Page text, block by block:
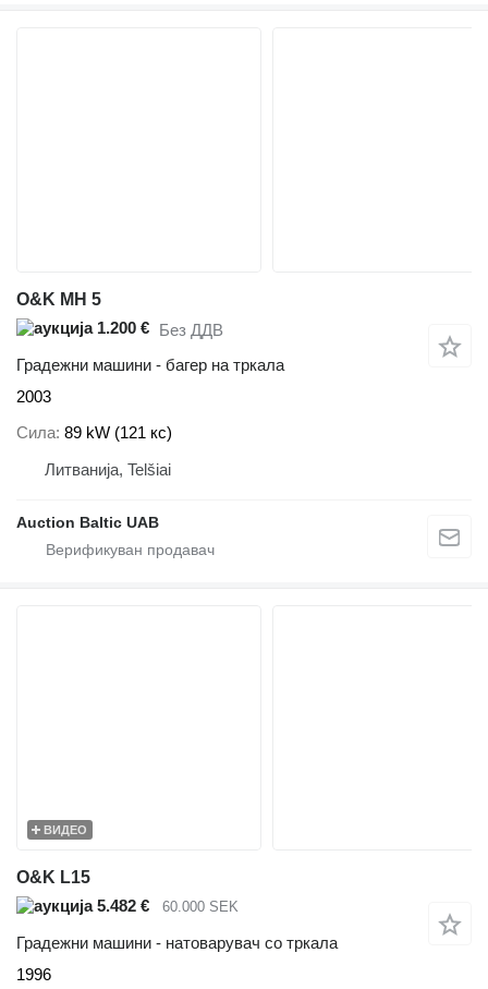
O&K MH 5
1.200 € Без ДДВ
Градежни машини - багер на тркала
2003
Сила 89 kW (121 кс)
Литванија, Telšiai
Auction Baltic UAB
ВИДЕО
O&K L15
5.482 €
60.000 SEK
Градежни машини - натоварувач со тркала
1996